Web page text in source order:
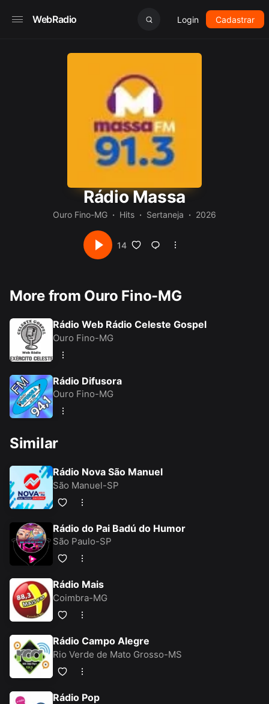
WebRadio Login Cadastrar
Rádio Massa
Ouro Fino-MG Hits Sertaneja 2026
14
More from Ouro Fino-MG
Rádio Web Rádio Celeste Gospel
Ouro Fino-MG
Rádio Difusora
Ouro Fino-MG
Similar
Rádio Nova São Manuel
São Manuel-SP
Rádio do Pai Badú do Humor
São Paulo-SP
Rádio Mais
Coimbra-MG
Rádio Campo Alegre
Rio Verde de Mato Grosso-MS
Rádio Pop